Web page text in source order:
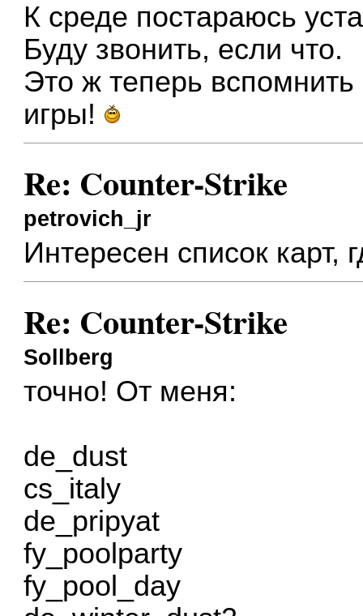
К среде постараюсь
Буду звонить, если что.
Это ж теперь
игры!
Re: Counter-Strike
petrovich_jr
Интересен список карт,
Re: Counter-Strike
Sollberg
точно! От меня:
de_dust
cs_italy
de_pripyat
fy_poolparty
fy_pool_day